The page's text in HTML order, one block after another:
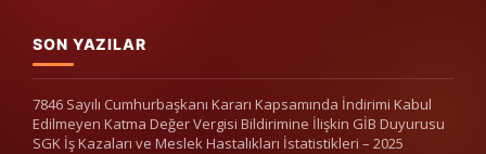
SON YAZILAR
7846 Sayılı Cumhurbaşkanı Kararı Kapsamında İndirimi Kabul
Edilmeyen Katma Değer Vergisi Bildirimine İlişkin GİB Duyurusu
SGK İş Kazaları ve Meslek Hastalıkları İstatistikleri – 2025